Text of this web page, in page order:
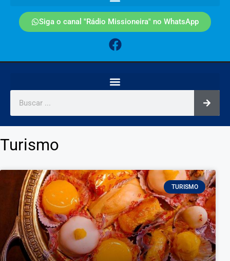
Siga o canal "Rádio Missioneira" no WhatsApp
Turismo
TURISMO